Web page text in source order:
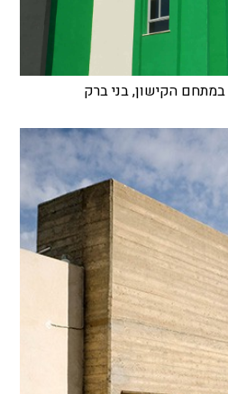
הקישון, בני ברק